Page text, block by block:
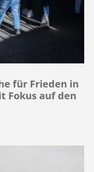
für Frieden in
Fokus auf den